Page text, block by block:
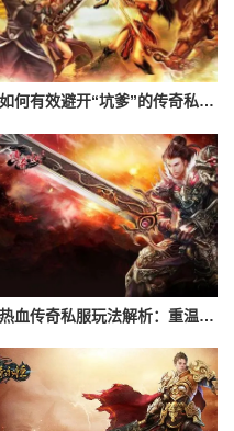
如何有效避开“坑爹”的传奇私服？辨别黑心服务器的指南
热血传奇私服玩法解析：重温经典游戏体验